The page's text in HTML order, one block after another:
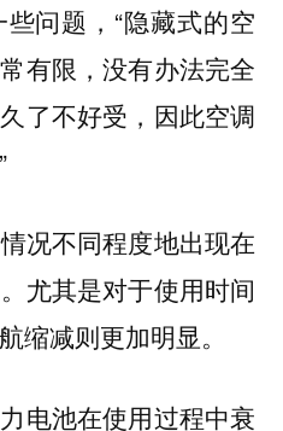
问题，“隐藏式的空
有限，没有办法完全
了不好受，因此空调
况不同程度地出现在
。尤其是对于使用时间
缩减则更加明显。
电池在使用过程中衰